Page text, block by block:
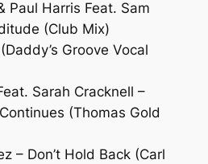
Paul Harris Feat. Sam
(Club Mix)
Groove Vocal
Sarah Cracknell –
(Thomas Gold
– Don’t Hold Back (Carl